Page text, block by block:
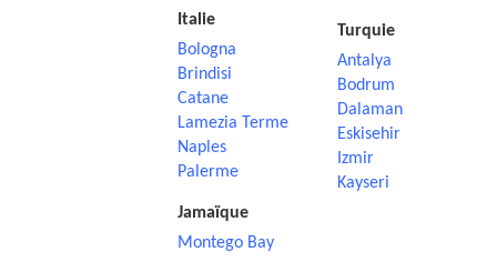
Italie
Bologna
Brindisi
Catane
Lamezia Terme
Naples
Palerme
Jamaïque
Montego Bay
Turquie
Antalya
Bodrum
Dalaman
Eskisehir
Izmir
Kayseri